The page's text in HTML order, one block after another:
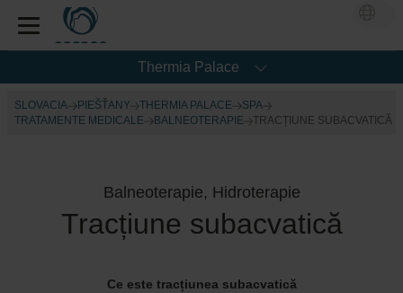
Thermia Palace
SLOVACIA PIEŠŤANY THERMIA PALACE
SPA
TRATAMENTE MEDICALE
BALNEOTERAPIE TRACȚIUNE SUBACVATICĂ
Balneoterapie, Hidroterapie
Tracțiune subacvatică
Ce este tracțiunea subacvatică